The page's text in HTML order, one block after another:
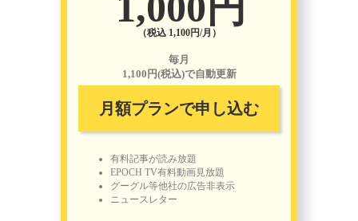
（税込 1,100円/月）
毎月
1,100円(税込)で自動更新
月額プランで申し込む
有料記事が読み放題
EPOCH TV有料動画見放題
グーグル等他社の広告非表示
ニュースレター